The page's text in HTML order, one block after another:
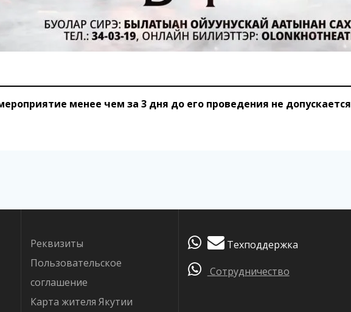
менее чем за 3 дня до его проведения не допускается
Реквизиты
Пользовательское
соглашение
Карта жителя Якутии
Техподдержка
Сотрудничество